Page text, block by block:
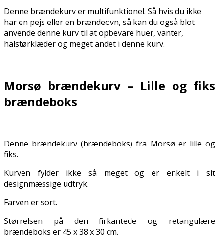
Denne brændekurv er multifunktionel. Så hvis du ikke
har en pejs eller en brændeovn, så kan du også blot
anvende denne kurv til at opbevare huer, vanter,
halstørklæder og meget andet i denne kurv.
Morsø brændekurv – Lille og fiks
brændeboks
Denne brændekurv (brændeboks) fra Morsø er lille og
fiks.
Kurven fylder ikke så meget og er enkelt i sit
designmæssige udtryk.
Farven er sort.
Størrelsen på den firkantede og retangulære
brændeboks er 45 x 38 x 30 cm.